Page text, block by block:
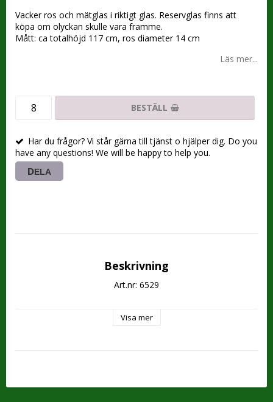
Vacker ros och mätglas i riktigt glas. Reservglas finns att
köpa om olyckan skulle vara framme.
Mått: ca totalhöjd 117 cm, ros diameter 14 cm
Läs mer...
BESTÄLL
Har du frågor? Vi står gärna till tjänst o hjälper dig. Do you
have any questions! We will be happy to help you.
DELA
Beskrivning
Art.nr: 6529
Visa mer